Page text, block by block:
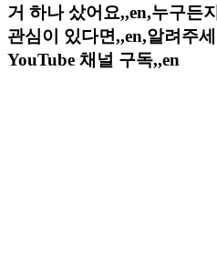
거 하나 샀어요,,en,누구든
관심이 있다면,,en,알려주
YouTube 채널 구독,,en